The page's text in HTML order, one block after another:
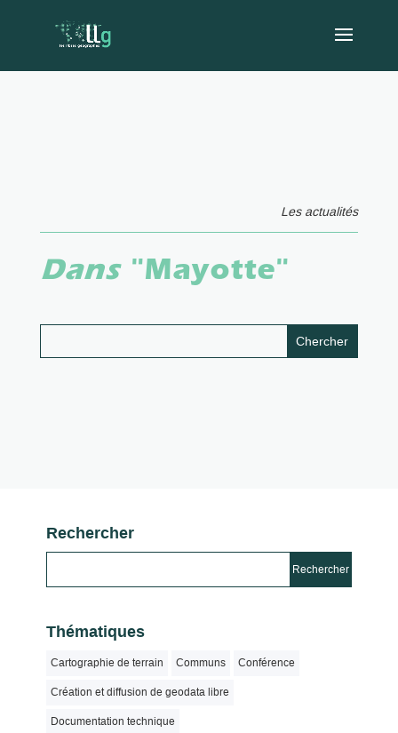
Les actualités
Dans"Mayotte"
Rechercher
Thématiques
Cartographie de terrain Communs Conférence
Création et diffusion de geodata libre
Documentation technique